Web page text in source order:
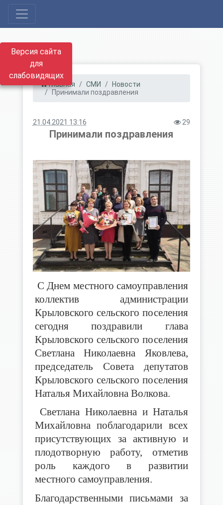
Версия сайта
для
слабовидящих
Главная СМИ
Новости
Принимали поздравления
21.04.2021 13:16 29
Принимали поздравления
С Днем местного самоуправления
коллектив администрации
Крыловского сельского поселения
сегодня поздравили глава
Крыловского сельского поселения
Светлана Николаевна Яковлева,
председатель Совета депутатов
Крыловского сельского поселения
Наталья Михайловна Волкова.
Светлана Николаевна и Наталья
Михайловна поблагодарили всех
присутствующих за активную и
плодотворную работу, отметив
роль каждого в развитии
местного самоуправления.
Благодарственными письмами за